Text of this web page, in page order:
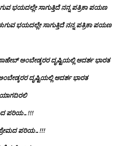
ಭಯದಲ್ಲೇ ಸಾಗುತ್ತಿದೆ ನನ್ನ ಪತ್ರಿಕಾ ಪಯಣ
ಭಯದಲ್ಲೇ ಸಾಗುತ್ತಿದೆ ನನ್ನ ಪತ್ರಿಕಾ ಪಯಣ
ಅಂಬೇಡ್ಕರರ ದೃಷ್ಟಿಯಲ್ಲಿ ಆದರ್ಶ ಭಾರತ
ದೃಷ್ಟಿಯಲ್ಲಿ ಆದರ್ಶ ಭಾರತ
ಪರಿಯ…!!!
ಪರಿಯ…!!!